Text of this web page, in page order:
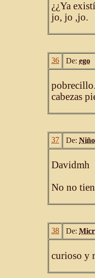
¿¿Ya
jo, jo ,jo.
36 De: ego
cabezas
37 De:
Davidmh
No no
38 De:
curioso y